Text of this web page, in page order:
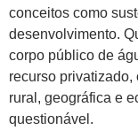
conceitos como
desenvolvimento.
corpo público de
recurso
rural, geográfica e
questionável.